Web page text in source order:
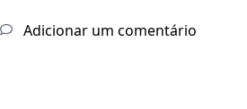
Adicionar um comentário